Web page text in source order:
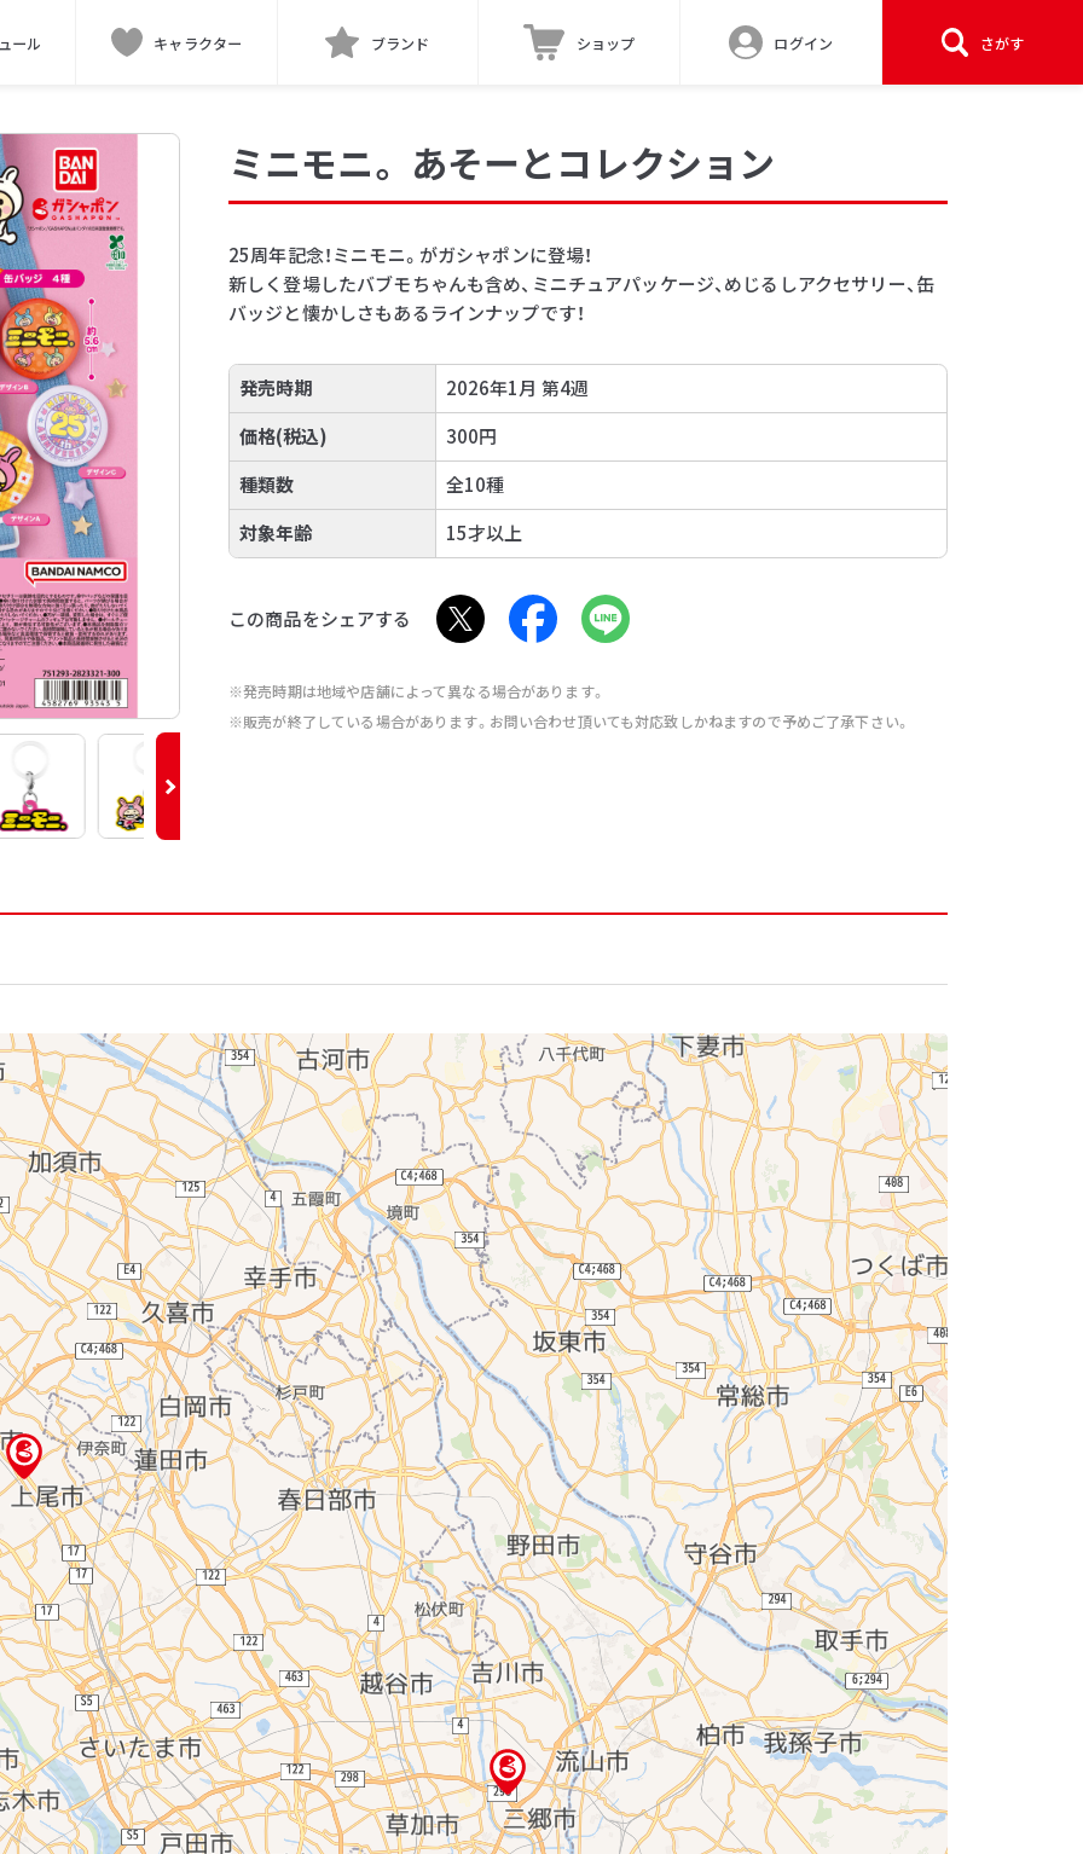
ール キャラクター ブランド ショップ ログイン さがす
ミニモニ。 あそーとコレクション
25周年記念！ミニモニ。がガシャポンに登場！
新しく登場したバブモちゃんも含め、ミニチュアパッケージ、めじるしアクセサリー、缶
バッジと懐かしさもあるラインナップです！
発売時期
2026年1月 第4週
価格(税込)
300円
種類数
全10種
対象年齢
15才以上
この商品をシェアする
※発売時期は地域や店舗によって異なる場合があります。
※販売が終了している場合があります。お問い合わせ頂いても対応致しかねますので予めご了承下さい。